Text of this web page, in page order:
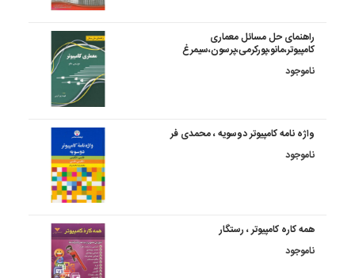
راهنمای حل مسائل معماری
کامپیوتر،مانو،پورکرمی،پرسون،سیمرغ
ناموجود
واژه نامه کامپیوتر دوسویه ، محمدی فر
ناموجود
همه کاره کامپیوتر ، رستگار
ناموجود